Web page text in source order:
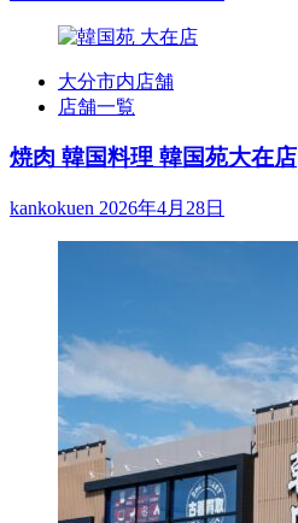
大分市内店舗
店舗一覧
焼肉 韓国料理 韓国苑大在店
kankokuen 2026年4月28日